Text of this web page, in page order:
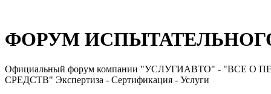
ФОРУМ
Официальный форум компании "УСЛУГИАВТО" -
СРЕДСТВ" Экспертиза - Сертификация - Услуги